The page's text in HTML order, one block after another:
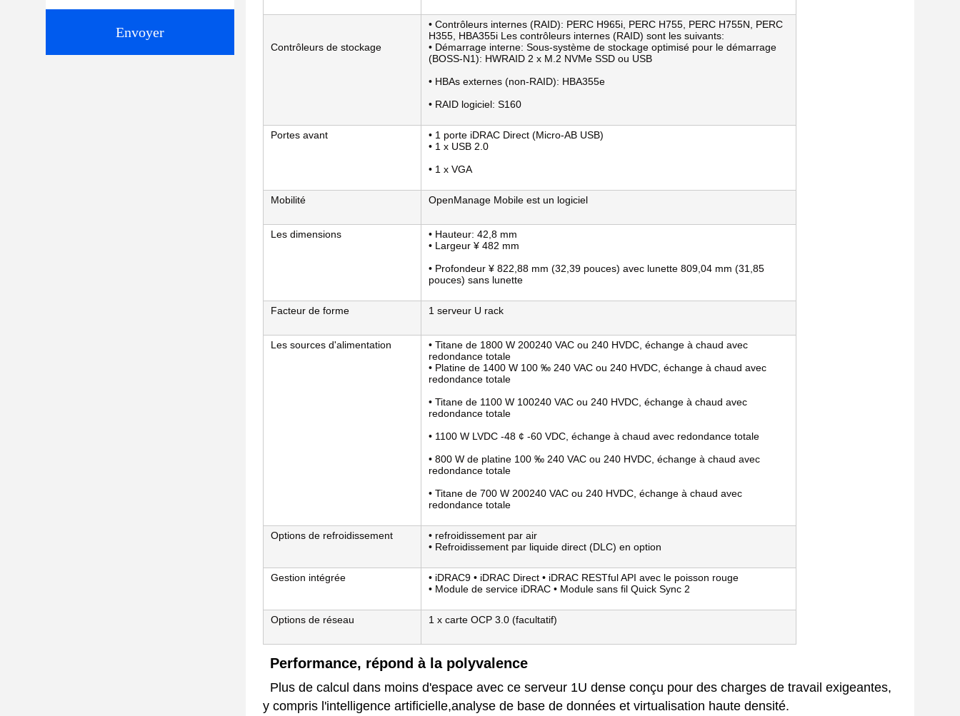
Envoyer
Contrôleurs de stockage
• Contrôleurs internes (RAID): PERC H965i, PERC H755, PERC H755N, PERC
H355, HBA355i Les contrôleurs internes (RAID) sont les suivants:
• Démarrage interne: Sous-système de stockage optimisé pour le démarrage
(BOSS-N1): HWRAID 2 x M.2 NVMe SSD ou USB
• HBAs externes (non-RAID): HBA355e
• RAID logiciel: S160
Portes avant
• 1 porte iDRAC Direct (Micro-AB USB)
• 1 x USB 2.0
• 1 x VGA
Mobilité OpenManage Mobile est un logiciel
Les dimensions
• Hauteur: 42,8 mm
• Largeur ¥ 482 mm
• Profondeur ¥ 822,88 mm (32,39 pouces) avec lunette 809,04 mm (31,85
pouces) sans lunette
Facteur de forme 1 serveur U rack
Les sources d'alimentation
• Titane de 1800 W 200­240 VAC ou 240 HVDC, échange à chaud avec
redondance totale
• Platine de 1400 W 100 ‰ 240 VAC ou 240 HVDC, échange à chaud avec
redondance totale
• Titane de 1100 W 100­240 VAC ou 240 HVDC, échange à chaud avec
redondance totale
• 1100 W LVDC -48 ¢ -60 VDC, échange à chaud avec redondance totale
• 800 W de platine 100 ‰ 240 VAC ou 240 HVDC, échange à chaud avec
redondance totale
• Titane de 700 W 200­240 VAC ou 240 HVDC, échange à chaud avec
redondance totale
Options de refroidissement
• refroidissement par air
• Refroidissement par liquide direct (DLC) en option
Gestion intégrée
• iDRAC9 • iDRAC Direct • iDRAC RESTful API avec le poisson rouge
• Module de service iDRAC • Module sans fil Quick Sync 2
Options de réseau 1 x carte OCP 3.0 (facultatif)
Performance, répond à la polyvalence
Plus de calcul dans moins d'espace avec ce serveur 1U dense conçu pour des charges de travail exigeantes,
y compris l'intelligence artificielle,analyse de base de données et virtualisation haute densité.